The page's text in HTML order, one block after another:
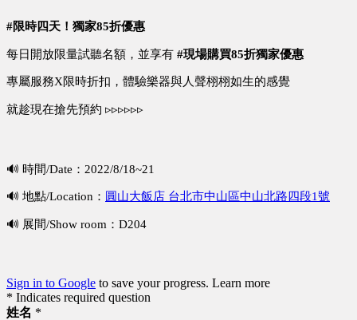
#限時四天！獨家85折優惠
每日開放限量試聽名額，並享有 #現場購買85折獨家優惠
專屬服務X限時折扣，體驗樂器與人聲栩栩如生的感覺
就趁現在搶先預約 ▹▹▹▹▹▹
🔊 時間/Date：2022/8/18~21
🔊 地點/Location： 圓山大飯店 台北市中山區中山北路四段1號
🔊 展間/Show room：D204
Sign in to Google to save your progress. Learn more
* Indicates required question
姓名 *